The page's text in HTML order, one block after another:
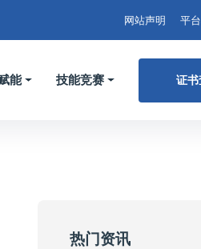
网站声明 平
能 技能竞赛 证书
热门资讯